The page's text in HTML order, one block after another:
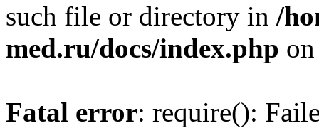
such file or directory in /
med.ru/docs/index.php
Fatal error: require():